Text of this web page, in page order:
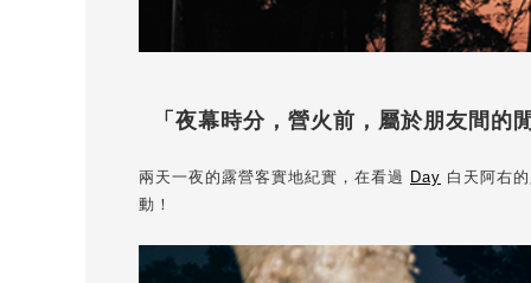
「夜幕時分，營火前，屬於朋友間的
兩天一夜的露營客實地紀實，在看過 Day 白天阿右
動！